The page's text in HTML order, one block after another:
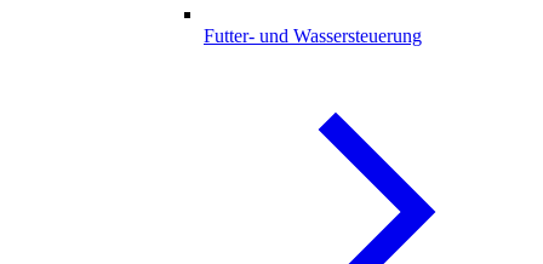
Futter- und Wassersteuerung